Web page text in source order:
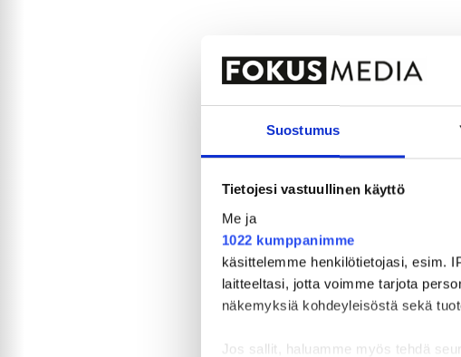
Suostumus
Tietojesi vastuullinen käyttö
Me ja
1022 kumppanimme
käsittelemme henkilötietojasi, esim.
laitteeltasi, jotta voimme tarjota
näkemyksiä kohdeyleisöstä sekä
Jos sallit, haluamme myös tehdä